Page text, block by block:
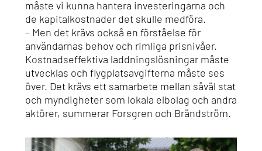
måste vi kunna hantera investeringarna och
de kapitalkostnader det skulle medföra.
– Men det krävs också en förståelse för
användarnas behov och rimliga prisnivåer.
Kostnadseffektiva laddningslösningar måste
utvecklas och flygplatsavgifterna måste ses
över. Det krävs ett samarbete mellan såväl stat
och myndigheter som lokala elbolag och andra
aktörer, summerar Forsgren och Brändström.